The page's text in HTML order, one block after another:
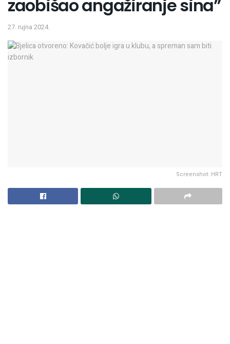
zaobišao angažiranje sina”
27. rujna 2024.
Screenshot: HRT